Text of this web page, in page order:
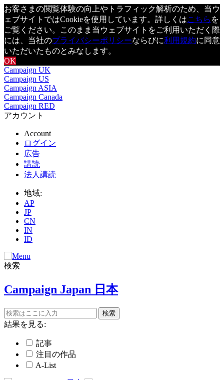
お客さまの閲覧体験の向上やトラフィック解析のため、当ウ
ェブサイトではCookieを使用しています。詳しくはこちら を
ご覧ください。このまま当ウェブサイトをご利用いただく際
には、当社のプライバシーポリシーならびに利用規約に同意
いただいたものとみなします。
OK
Campaign UK
Campaign US
Campaign ASIA
Campaign Canada
Campaign RED
アカウント
Account
ログイン
広告
講読
法人講読
地域:
AP
JP
CN
IN
ID
検索
Campaign Japan 日本
結果を見る:
記事
注目の作品
A-List